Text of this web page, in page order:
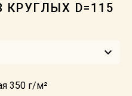
D=115
keyboard_arrow_down
350 г/м²